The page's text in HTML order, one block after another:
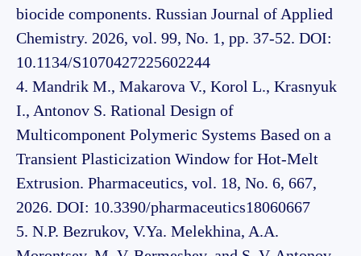
biocide components. Russian Journal of Applied
Chemistry. 2026, vol. 99, No. 1, pp. 37-52. DOI:
10.1134/S1070427225602244
4. Mandrik M., Makarova V., Korol L., Krasnyuk
I., Antonov S. Rational Design of
Multicomponent Polymeric Systems Based on a
Transient Plasticization Window for Hot-Melt
Extrusion. Pharmaceutics, vol. 18, No. 6, 667,
2026. DOI: 10.3390/pharmaceutics18060667
5. N.P. Bezrukov, V.Ya. Melekhina, A.A.